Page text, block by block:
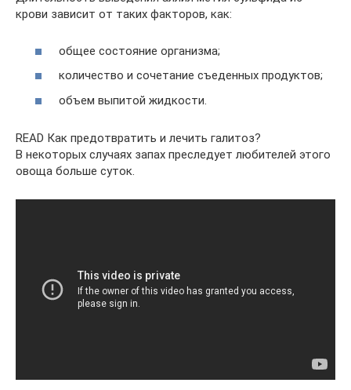
крови зависит от таких факторов, как:
общее состояние организма;
количество и сочетание съеденных продуктов;
объем выпитой жидкости.
READ Как предотвратить и лечить галитоз?
В некоторых случаях запах преследует любителей этого
овоща больше суток.